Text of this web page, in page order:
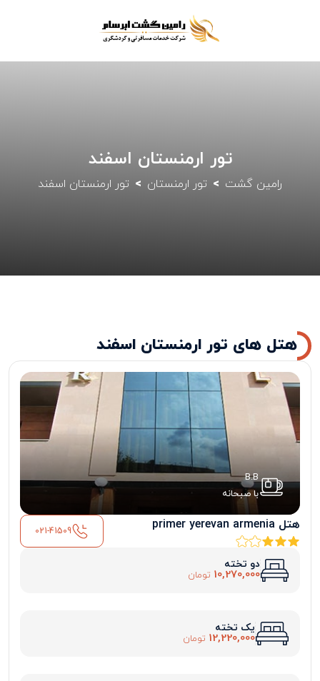
تور ارمنستان اسفند
رامین گشت تور ارمنستان تور ارمنستان اسفند
هتل های تور ارمنستان اسفند
B.B
با صبحانه
هتل primer yerevan armenia 021-41509
دو تخته
10,270,000 تومان
یک تخته
12,220,000 تومان